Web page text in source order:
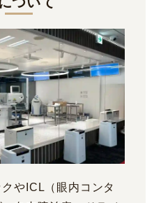
やICL（眼内コンタ